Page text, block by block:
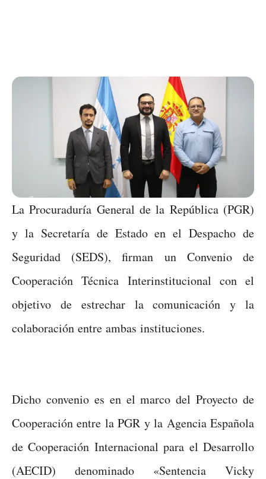
La Procuraduría General de la República (PGR)
y la Secretaría de Estado en el Despacho de
Seguridad (SEDS), firman un Convenio de
Cooperación Técnica Interinstitucional con el
objetivo de estrechar la comunicación y la
colaboración entre ambas instituciones.
Dicho convenio es en el marco del Proyecto de
Cooperación entre la PGR y la Agencia Española
de Cooperación Internacional para el Desarrollo
(AECID) denominado «Sentencia Vicky